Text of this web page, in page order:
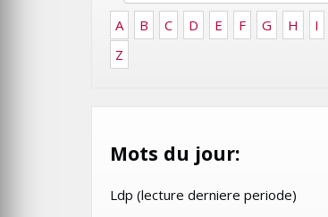
A B C D E F G H I
Z
Mots du jour:
Ldp (lecture derniere periode)
PUB